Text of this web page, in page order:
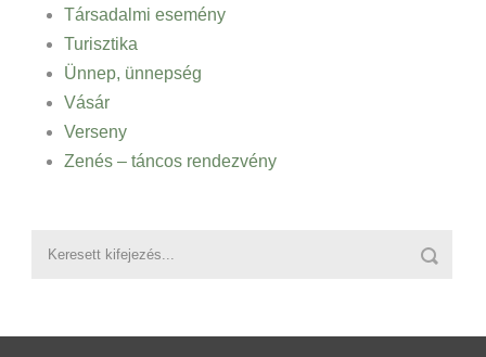
Társadalmi esemény
Turisztika
Ünnep, ünnepség
Vásár
Verseny
Zenés – táncos rendezvény